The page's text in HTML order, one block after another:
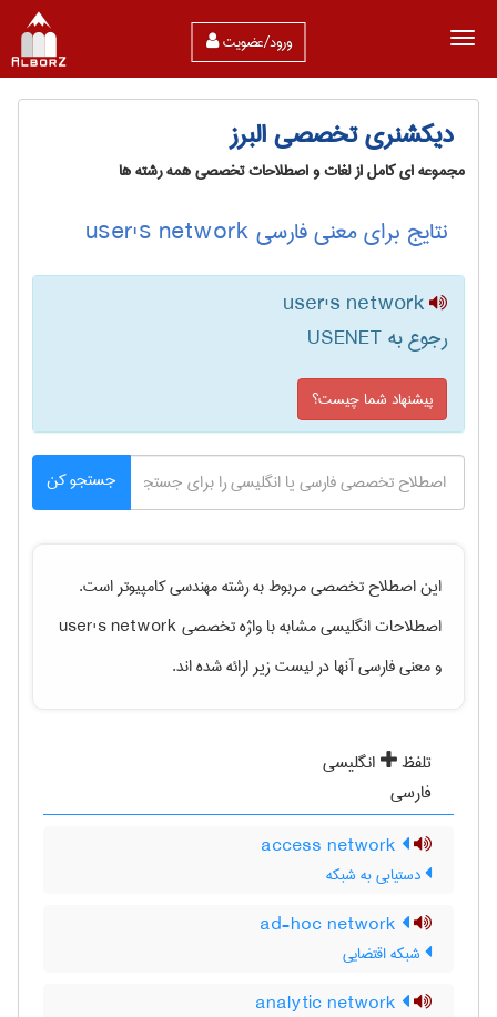
ورود/عضویت
دیکشنری تخصصی البرز
مجموعه ای کامل از لغات و اصطلاحات تخصصی همه رشته ها
نتایج برای معنی فارسی user's network
user's network
رجوع به USENET
پیشنهاد شما چیست؟
جستجو کن
این اصطلاح تخصصی مربوط به رشتهمهندسی كامپيوتراست.
اصطلاحات انگلیسی مشابه با واژه تخصصیuser's network
و معنی فارسی آنها در لیست زیر ارائه شده اند.
تلفظ
انگلیسی
فارسی
دستیابی به شبکه
شبکه اقتضایی